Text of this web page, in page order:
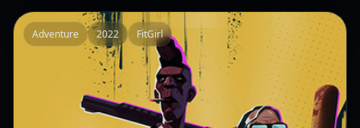
Adventure 2022 FitGirl